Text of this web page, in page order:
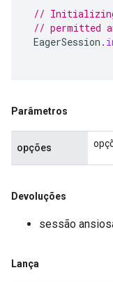
// Initializing
// permitted
EagerSession .
Parâmetros
opções
Devoluções
sessão
Lança